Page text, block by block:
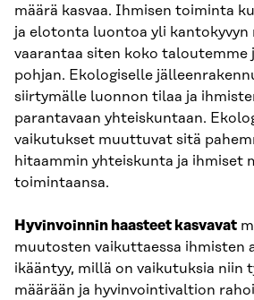
määrä kasvaa. Ihmisen toiminta
ja elotonta luontoa yli kantokyvyn
vaarantaa siten koko taloutemme
pohjan. Ekologiselle
siirtymälle luonnon tilaa ja
parantavaan yhteiskuntaan.
vaikutukset muuttuvat sitä
hitaammin yhteiskunta ja ihmiset
toimintaansa.
Hyvinvoinnin haasteet kasvavat
muutosten vaikuttaessa ihmisten
ikääntyy, millä on vaikutuksia niin
määrään ja hyvinvointivaltion